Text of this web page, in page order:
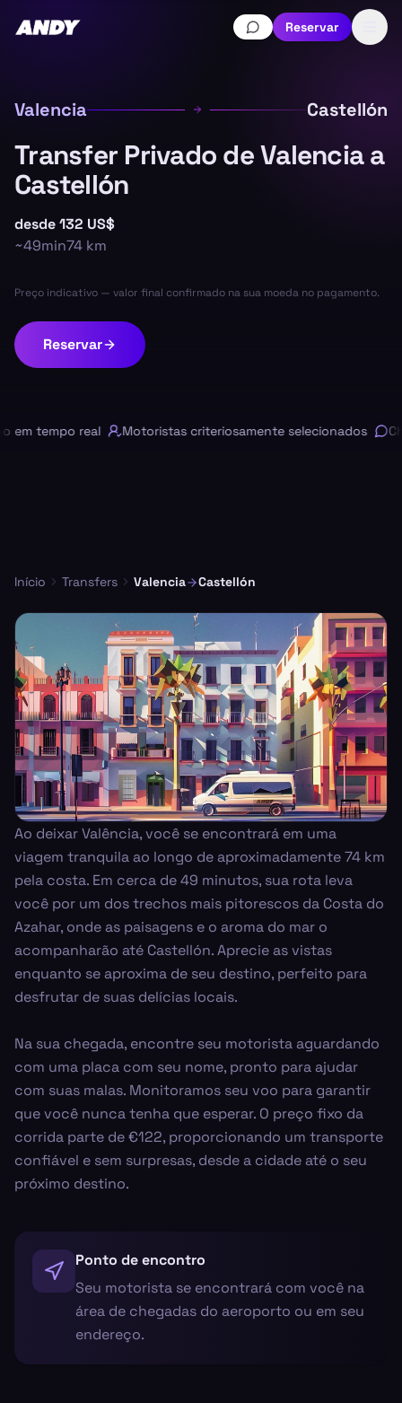
Reservar
Valencia Castellón
Transfer Privado de Valencia a
Castellón
desde132 US$
~49min74 km
Preço indicativo — valor final confirmado na sua moeda no pagamento.
Reservar
tempo real Motoristas criteriosamente selecionados
Início Transfers Valencia Castellón
Ao deixar Valência, você se encontrará em uma
viagem tranquila ao longo de aproximadamente 74 km
pela costa. Em cerca de 49 minutos, sua rota leva
você por um dos trechos mais pitorescos da Costa do
Azahar, onde as paisagens e o aroma do mar o
acompanharão até Castellón. Aprecie as vistas
enquanto se aproxima de seu destino, perfeito para
desfrutar de suas delícias locais.
Na sua chegada, encontre seu motorista aguardando
com uma placa com seu nome, pronto para ajudar
com suas malas. Monitoramos seu voo para garantir
que você nunca tenha que esperar. O preço fixo da
corrida parte de €122, proporcionando um transporte
confiável e sem surpresas, desde a cidade até o seu
próximo destino.
Ponto de encontro
Seu motorista se encontrará com você na
área de chegadas do aeroporto ou em seu
endereço.